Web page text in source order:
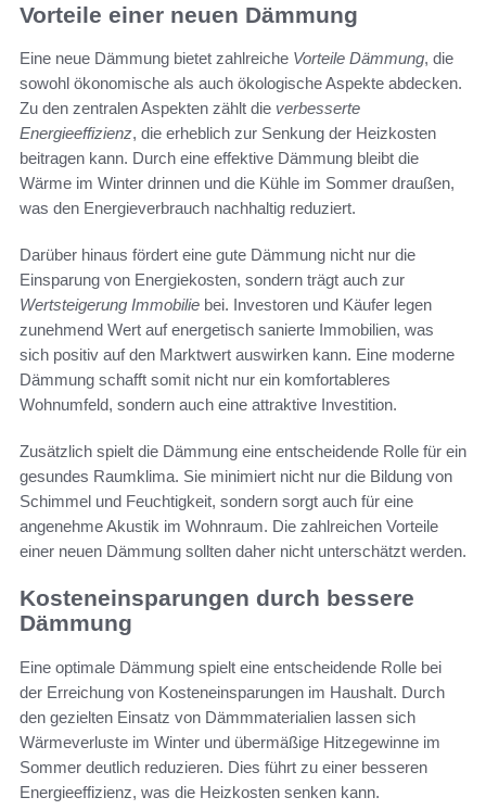
Vorteile einer neuen Dämmung
Eine neue Dämmung bietet zahlreiche Vorteile Dämmung, die
sowohl ökonomische als auch ökologische Aspekte abdecken.
Zu den zentralen Aspekten zählt die verbesserte
Energieeffizienz, die erheblich zur Senkung der Heizkosten
beitragen kann. Durch eine effektive Dämmung bleibt die
Wärme im Winter drinnen und die Kühle im Sommer draußen,
was den Energieverbrauch nachhaltig reduziert.
Darüber hinaus fördert eine gute Dämmung nicht nur die
Einsparung von Energiekosten, sondern trägt auch zur
Wertsteigerung Immobilie bei. Investoren und Käufer legen
zunehmend Wert auf energetisch sanierte Immobilien, was
sich positiv auf den Marktwert auswirken kann. Eine moderne
Dämmung schafft somit nicht nur ein komfortableres
Wohnumfeld, sondern auch eine attraktive Investition.
Zusätzlich spielt die Dämmung eine entscheidende Rolle für ein
gesundes Raumklima. Sie minimiert nicht nur die Bildung von
Schimmel und Feuchtigkeit, sondern sorgt auch für eine
angenehme Akustik im Wohnraum. Die zahlreichen Vorteile
einer neuen Dämmung sollten daher nicht unterschätzt werden.
Kosteneinsparungen durch bessere
Dämmung
Eine optimale Dämmung spielt eine entscheidende Rolle bei
der Erreichung von Kosteneinsparungen im Haushalt. Durch
den gezielten Einsatz von Dämmmaterialien lassen sich
Wärmeverluste im Winter und übermäßige Hitzegewinne im
Sommer deutlich reduzieren. Dies führt zu einer besseren
Energieeffizienz, was die Heizkosten senken kann.